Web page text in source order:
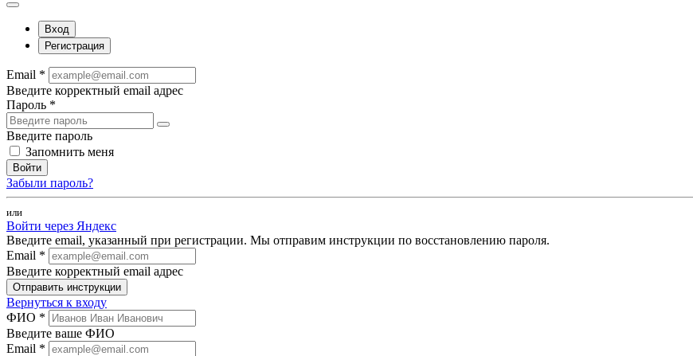
Вход
Регистрация
Email *
Введите корректный email адрес
Пароль *
Введите пароль
Запомнить меня
Войти
Забыли пароль?
или
Войти через Яндекс
Введите email, указанный при регистрации. Мы отправим инструкции по восстановлению пароля.
Email *
Введите корректный email адрес
Отправить инструкции
Вернуться к входу
ФИО *
Введите ваше ФИО
Email *